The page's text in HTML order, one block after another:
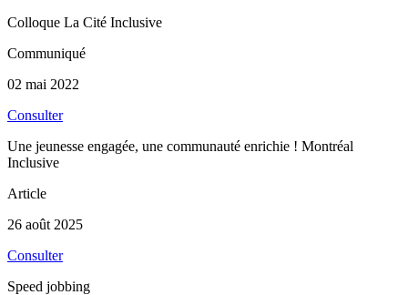
Colloque La Cité Inclusive
Communiqué
02 mai 2022
Consulter
Une jeunesse engagée, une communauté enrichie ! Montréal
Inclusive
Article
26 août 2025
Consulter
Speed jobbing